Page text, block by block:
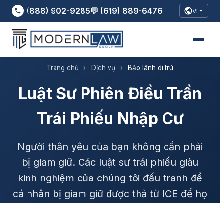
(888) 902-9285💬 (619) 889-6476 VI
Trang chủ › Dịch vụ › Bảo lãnh di trú
Luật Sư Phiên Điều Trần
Trái Phiếu Nhập Cư
Người thân yêu của bạn không cần phải
bị giam giữ. Các luật sư trái phiếu giàu
kinh nghiệm của chúng tôi đấu tranh để
cá nhân bị giam giữ được thả từ ICE để họ